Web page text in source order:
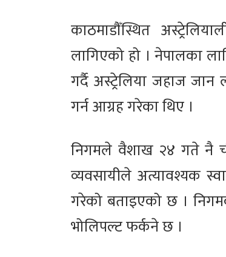
काठमाडौँस्थित
लागिएको हो । नेपालका
गर्दै अस्ट्रेलिया जहाज
गर्न आग्रह गरेका थिए ।
निगमले वैशाख २४ गते नै
व्यवसायीले अत्यावश्यक
गरेको बताइएको छ ।
भोलिपल्ट फर्कने छ ।